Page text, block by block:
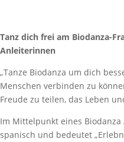
Tanz dich frei am Biodanza-
Anleiterinnen
„Tanze Biodanza um dich
Menschen verbinden zu
Freude zu teilen, das Leben
Im Mittelpunkt eines
spanisch und bedeutet